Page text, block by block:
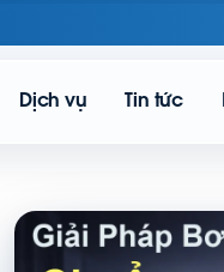
Dịch vụ Tin tức